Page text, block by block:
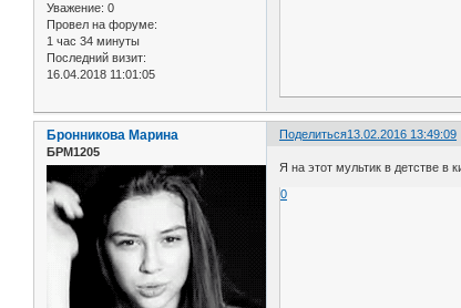
Уважение: 0
Провел на форуме:
1 час 34 минуты
Последний визит:
16.04.2018 11:01:05
Поделиться13.02.2016 13:49:09
Бронникова Марина
БРМ1205
Я на этот мультик в детстве в
0